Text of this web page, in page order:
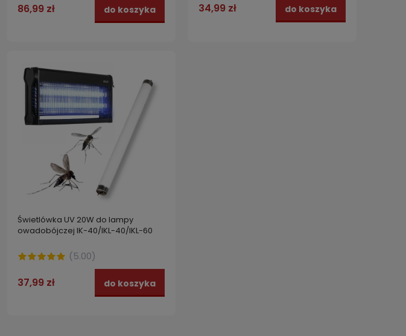
86,99 zł do koszyka 34,99 zł do koszyka
Świetlówka UV 20W do lampy
owadobójczej IK-40/IKL-40/IKL-60
(5.00)
37,99 zł do koszyka